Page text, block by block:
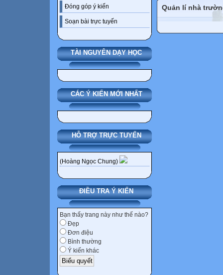
Đóng góp ý kiến
Soạn bài trực tuyến
TÀI NGUYÊN DẠY HỌC
CÁC Ý KIẾN MỚI NHẤT
HỖ TRỢ TRỰC TUYẾN
(Hoàng Ngọc Chung)
ĐIỀU TRA Ý KIẾN
Bạn thấy trang này như thế nào?
Đẹp
Đơn điệu
Bình thường
Ý kiến khác
Quản lí nhà